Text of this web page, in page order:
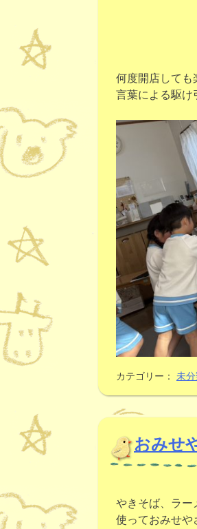
何度開店しても
言葉による駆け
カテゴリー： 未
おみせ
やきそば、ラー
使っておみせや